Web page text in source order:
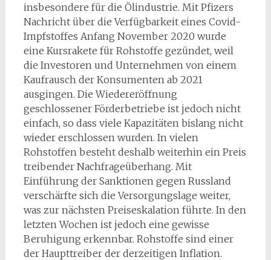
insbesondere für die Ölindustrie. Mit Pfizers
Nachricht über die Verfügbarkeit eines Covid-
Impfstoffes Anfang November 2020 wurde
eine Kursrakete für Rohstoffe gezündet, weil
die Investoren und Unternehmen von einem
Kaufrausch der Konsumenten ab 2021
ausgingen. Die Wiedereröffnung
geschlossener Förderbetriebe ist jedoch nicht
einfach, so dass viele Kapazitäten bislang nicht
wieder erschlossen wurden. In vielen
Rohstoffen besteht deshalb weiterhin ein Preis
treibender Nachfrageüberhang. Mit
Einführung der Sanktionen gegen Russland
verschärfte sich die Versorgungslage weiter,
was zur nächsten Preiseskalation führte. In den
letzten Wochen ist jedoch eine gewisse
Beruhigung erkennbar. Rohstoffe sind einer
der Haupttreiber der derzeitigen Inflation.